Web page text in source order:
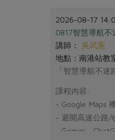
2026-08-17
0817智慧導航
講師： 吳武憲
地點：南港站教
「智慧導航不迷
課程內容:
- Google Maps
- 避開高速公路/
- Gemini、